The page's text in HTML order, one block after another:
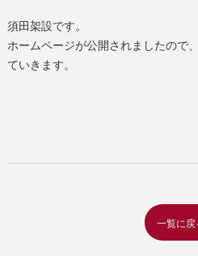
須田架設です。
ホームページが公開されましたので
ていきます。
一覧に戻